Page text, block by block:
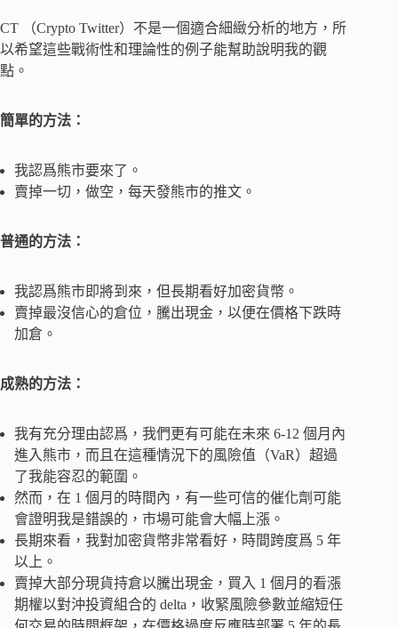
CT （Crypto Twitter）不是一個適合細緻分析的地方，所
以希望這些戰術性和理論性的例子能幫助說明我的觀
點。
簡單的方法：
我認爲熊市要來了。
賣掉一切，做空，每天發熊市的推文。
普通的方法：
我認爲熊市即將到來，但長期看好加密貨幣。
賣掉最沒信心的倉位，騰出現金，以便在價格下跌時
加倉。
成熟的方法：
我有充分理由認爲，我們更有可能在未來 6-12 個月內
進入熊市，而且在這種情況下的風險值（VaR）超過
了我能容忍的範圍。
然而，在 1 個月的時間內，有一些可信的催化劑可能
會證明我是錯誤的，市場可能會大幅上漲。
長期來看，我對加密貨幣非常看好，時間跨度爲 5 年
以上。
賣掉大部分現貨持倉以騰出現金，買入 1 個月的看漲
期權以對沖投資組合的 delta，收緊風險參數並縮短任